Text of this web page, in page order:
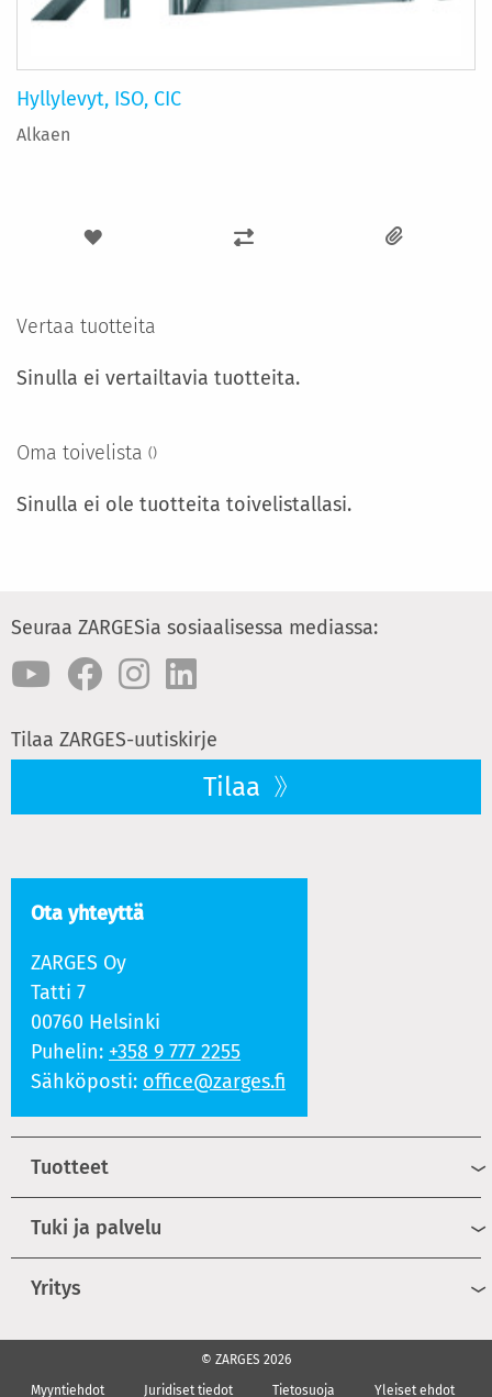
Hyllylevyt, ISO, CIC
Alkaen
LISÄÄ
LISÄÄ
Vertaa tuotteita
Sinulla ei vertailtavia tuotteita.
Oma toivelista
Sinulla ei ole tuotteita toivelistallasi.
Seuraa ZARGESia sosiaalisessa mediassa:
Tilaa ZARGES-uutiskirje
Tilaa
Ota yhteyttä
ZARGES Oy
Tatti 7
00760 Helsinki
Puhelin: +358 9 777 2255
Sähköposti: office@zarges.fi
Tuotteet
Tuki ja palvelu
Yritys
© ZARGES 2026
Myyntiehdot
Juridiset tiedot Tietosuoja Yleiset ehdot